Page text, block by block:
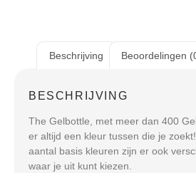
Beschrijving Beoordelingen
BESCHRIJVING
The Gelbottle, met meer dan 400
er altijd een kleur tussen die je
aantal basis kleuren zijn er ook
waar je uit kunt kiezen.